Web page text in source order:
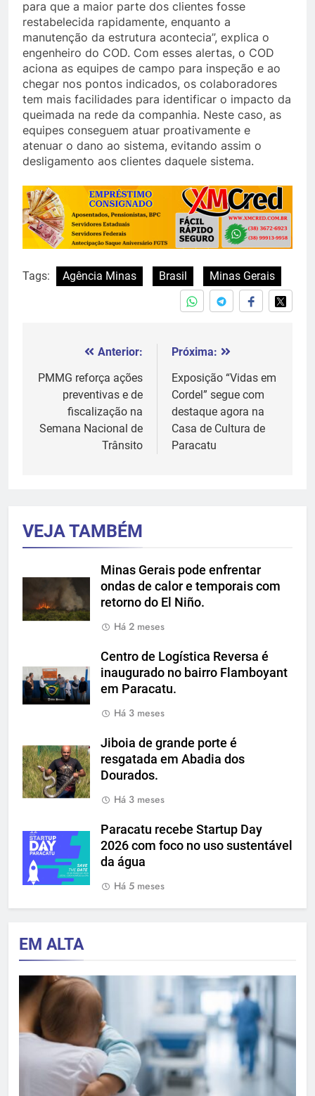
para que a maior parte dos clientes fosse
restabelecida rapidamente, enquanto a
manutenção da estrutura acontecia”, explica o
engenheiro do COD. Com esses alertas, o COD
aciona as equipes de campo para inspeção e ao
chegar nos pontos indicados, os colaboradores
tem mais facilidades para identificar o impacto da
queimada na rede da companhia. Neste caso, as
equipes conseguem atuar proativamente e
atenuar o dano ao sistema, evitando assim o
desligamento aos clientes daquele sistema.
Tags: Agência Minas Brasil Minas Gerais
Navegação
de
Post
Anterior:
PMMG reforça ações
preventivas e de
fiscalização na
Semana Nacional de
Trânsito
Próxima:
Exposição “Vidas em
Cordel” segue com
destaque agora na
Casa de Cultura de
Paracatu
VEJA TAMBÉM
Minas Gerais pode enfrentar
ondas de calor e temporais com
retorno do El Niño.
Há 2 meses
Centro de Logística Reversa é
inaugurado no bairro Flamboyant
em Paracatu.
Há 3 meses
Jiboia de grande porte é
resgatada em Abadia dos
Dourados.
Há 3 meses
Paracatu recebe Startup Day
2026 com foco no uso sustentável
da água
Há 5 meses
EM ALTA